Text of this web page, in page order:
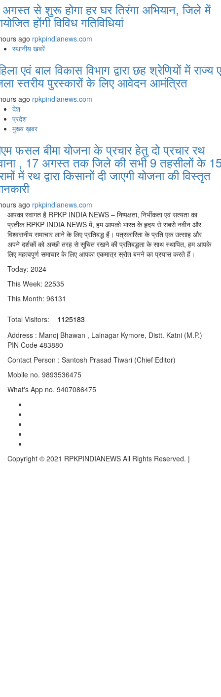
से शुरू होगा हर घर तिरंगा अभियान, जिले में
होंगी विविध गतिविधियां
ago rpkpindianews.com
स्थानीय खबरें
एवं बाल विकास विभाग द्वारा छह श्रेणियों में राज्य
स्तरीय पुरस्कारों के लिए आवेदन आमंत्रित
ago rpkpindianews.com
देश
प्रदेश
मुख्य ख़बर
फसल बीमा योजना के प्रचार हेतु दो प्रचार रथ
, 17 अगस्त तक जिले की सभी 9 तहसीलों के
में रथ द्वारा किसानों दी जाएगी योजना की विस्तृत
ago rpkpindianews.com
आपका स्वागत है RPKP INDIA NEWS – निष्पक्षता, निर्भीकता एवं सत्यता का
प्रतीक RPKP INDIA NEWS में, हम आपको भारत के हृदय से सबसे नवीन और
विश्वसनीय समाचार लाने के लिए प्रतिबद्ध हैं। पत्रकारिता के प्रति एक उत्साह और
अपने दर्शकों को अच्छी तरह से सूचित रखने की प्रतिबद्धता के साथ स्थापित, हम आपके
लिए महत्वपूर्ण समाचार के लिए आपका एकमात्र स्रोत बनने का प्रयास करते हैं।
Today: 2024
This Week: 22535
This Month: 96131
Total Visitors:
1125183
Address : Manoj Bhawan , Lalnagar Kymore, Distt. Katni (M.P.)
PIN Code 483880
Contact Person : Santosh Prasad Tiwari (Chief Editor)
Mobile no. 9893536475
What's App no. 9407086475
Copyright © 2021 RPKPINDIANEWS All Rights Reserved. |